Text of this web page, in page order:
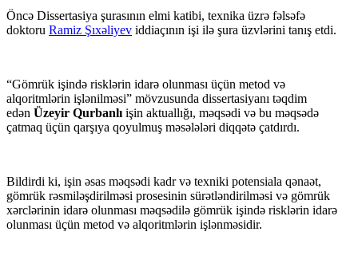
Öncə Dissertasiya şurasının elmi katibi, texnika üzrə fəlsəfə
doktoru Ramiz Şıxəliyev iddiaçının işi ilə şura üzvlərini tanış etdi.
“Gömrük işində risklərin idarə olunması üçün metod və
alqoritmlərin işlənilməsi” mövzusunda dissertasiyanı təqdim
edən Üzeyir Qurbanlı işin aktuallığı, məqsədi və bu məqsədə
çatmaq üçün qarşıya qoyulmuş məsələləri diqqətə çatdırdı.
Bildirdi ki, işin əsas məqsədi kadr və texniki potensiala qənaət,
gömrük rəsmiləşdirilməsi prosesinin sürətləndirilməsi və gömrük
xərclərinin idarə olunması məqsədilə gömrük işində risklərin idarə
olunması üçün metod və alqoritmlərin işlənməsidir.